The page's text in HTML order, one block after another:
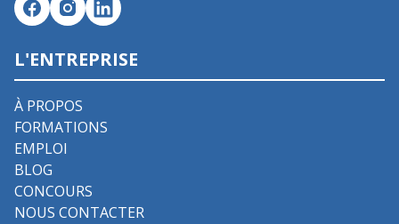
L'ENTREPRISE
À PROPOS
FORMATIONS
EMPLOI
BLOG
CONCOURS
NOUS CONTACTER